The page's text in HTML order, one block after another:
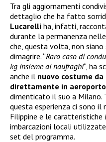
Tra gli aggiornamenti
dettaglio che ha fatto
Lucarelli ha, infatti,
durante la permanenza
che, questa volta, non
dimagrire. “Raro caso di
kg insieme ai naufraghi“, ha
anche il nuovo costume
direttamente in aeroporto
dimenticato il suo a Milano.
questa esperienza ci sono
Filippine e le caratteristiche
imbarcazioni locali
set del programma.